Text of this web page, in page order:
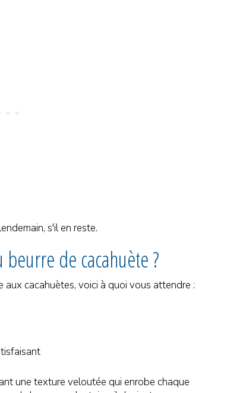
s'il en reste.
de cacahuète ?
cacahuètes, voici à quoi vous attendre :
une texture veloutée qui enrobe chaque